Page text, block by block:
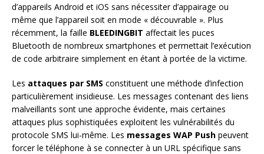
d’appareils Android et iOS sans nécessiter d’appairage ou
même que l’appareil soit en mode « découvrable ». Plus
récemment, la faille BLEEDINGBIT affectait les puces
Bluetooth de nombreux smartphones et permettait l’exécution
de code arbitraire simplement en étant à portée de la victime.
Les attaques par SMS constituent une méthode d’infection
particulièrement insidieuse. Les messages contenant des liens
malveillants sont une approche évidente, mais certaines
attaques plus sophistiquées exploitent les vulnérabilités du
protocole SMS lui-même. Les messages WAP Push peuvent
forcer le téléphone à se connecter à un URL spécifique sans